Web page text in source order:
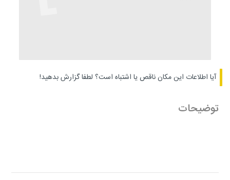
آیا اطلاعات این مکان ناقص یا اشتباه است؟ لطفا گزارش بدهید!
توضیحات